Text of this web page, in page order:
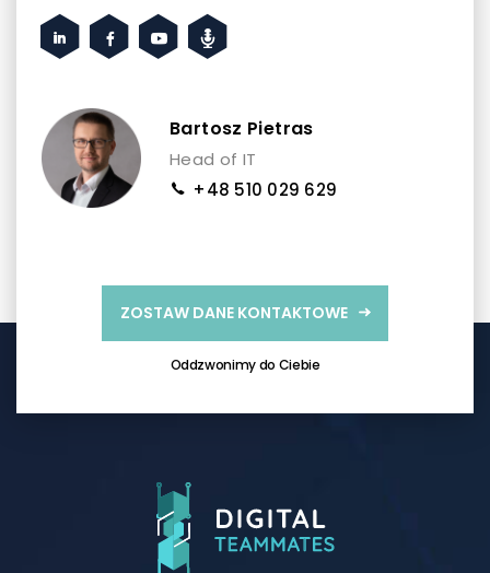
Bartosz Pietras
Head of IT
+48 510 029 629
ZOSTAW DANE KONTAKTOWE
Oddzwonimy do Ciebie